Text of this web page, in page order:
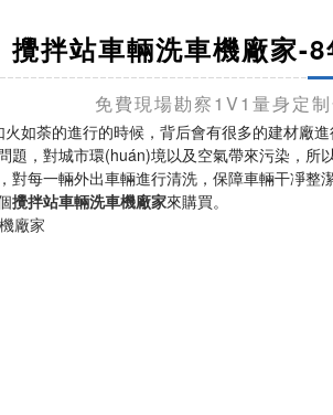
攪拌站車輛洗車機廠家-
免費現場勘察1V1量身定
如荼的進行的時候，背后會有很多的建材廠進
，對城市環(huán)境以及空氣帶來污染，所以
對每一輛外出車輛進行清洗，保障車輛干凈整
攪拌站車輛洗車機廠家來購買。